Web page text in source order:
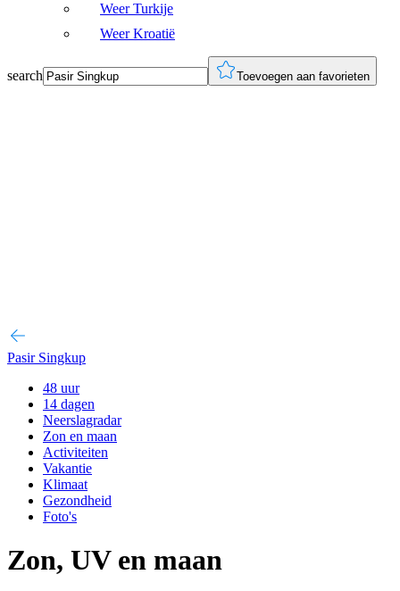
Weer Turkije
Weer Kroatië
search Toevoegen aan favorieten
Pasir Singkup
48 uur
14 dagen
Neerslagradar
Zon en maan
Activiteiten
Vakantie
Klimaat
Gezondheid
Foto's
Zon, UV en maan